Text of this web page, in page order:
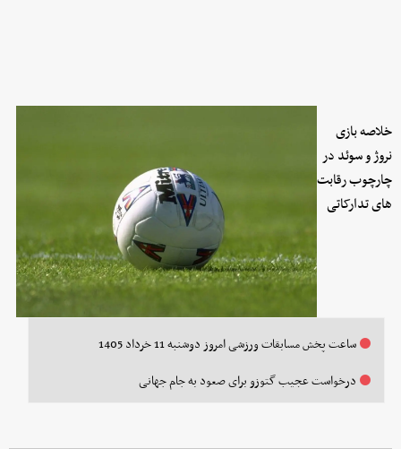
خلاصه بازی
نروژ و سوئد در
چارچوب رقابت
های تدارکاتی
ساعت پخش مسابقات ورزشی امروز دوشنبه 11 خرداد 1405
درخواست عجیب گتوزو برای صعود به جام جهانی